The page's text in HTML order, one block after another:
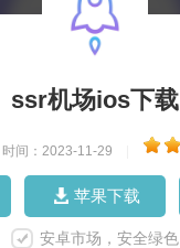
ssr机场ios下载
时间：2023-11-29
苹果下载
安卓市场，安全绿色